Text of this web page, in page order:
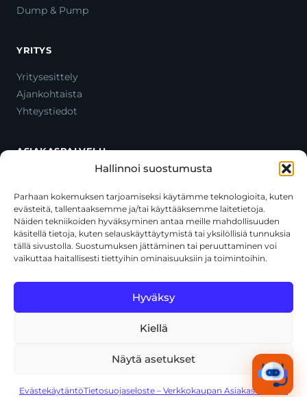
Hallinnoi suostumusta
Parhaan kokemuksen tarjoamiseksi käytämme teknologioita, kuten
evästeitä, tallentaaksemme ja/tai käyttääksemme laitetietoja.
Näiden tekniikoiden hyväksyminen antaa meille mahdollisuuden
käsitellä tietoja, kuten selauskäyttäytymistä tai yksilöllisiä tunnuksia
tällä sivustolla. Suostumuksen jättäminen tai peruuttaminen voi
vaikuttaa haitallisesti tiettyihin ominaisuuksiin ja toimintoihin.
Hyväksy
Kiellä
Näytä asetukset
EvästekäytäntöTietosuojaseloste – Verkkokaupan Asiakasrekisteri
Dump & Pump
YRITYS
Yritysesittely
Ajankohtaista
Yhteystiedot
ASIAKASPALVELU
Oma tili
Maksutavat
Toimitustavat
Usein kysytyt kysymykset
+358 44 270 3795
asiakaspalvelu@toolcat.fi
Käyttöehdot
Tekoälyn käyttö